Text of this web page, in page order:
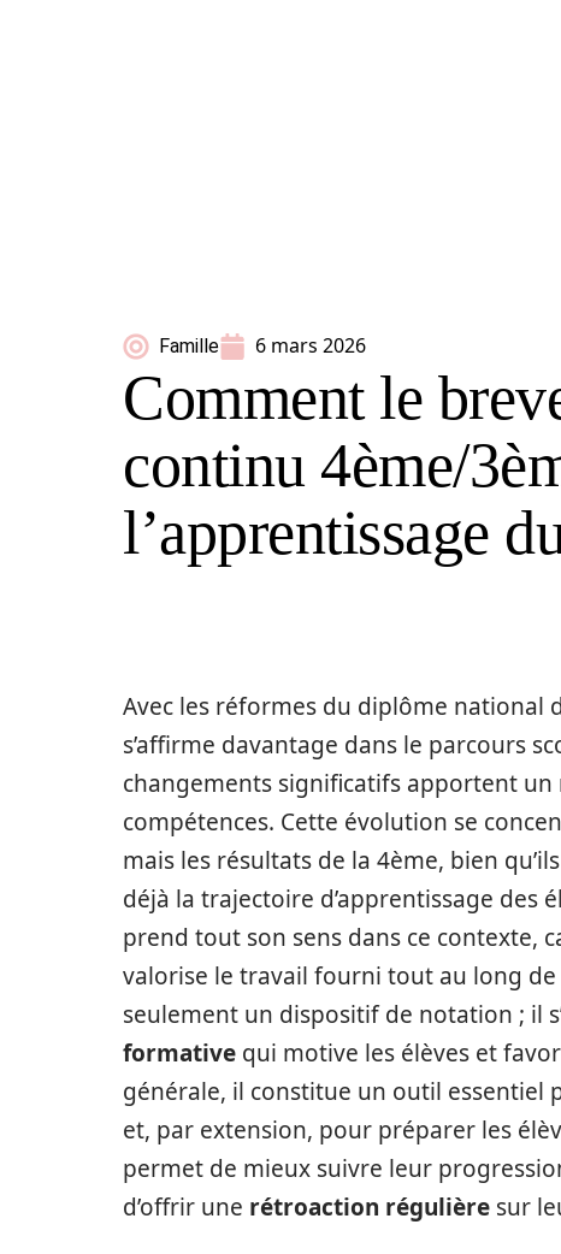
Famille 6 mars 2026
Comment le
continu 4ème/
l’apprentissage
Avec les réformes du diplôme
s’affirme davantage dans le parcours
changements significatifs apportent un
compétences. Cette évolution se
mais les résultats de la 4ème, bien
déjà la trajectoire d’apprentissage des
prend tout son sens dans ce contexte,
valorise le travail fourni tout au long de
seulement un dispositif de notation ; il
formative qui motive les élèves et
générale, il constitue un outil
et, par extension, pour préparer les
permet de mieux suivre leur
d’offrir une rétroaction régulière sur